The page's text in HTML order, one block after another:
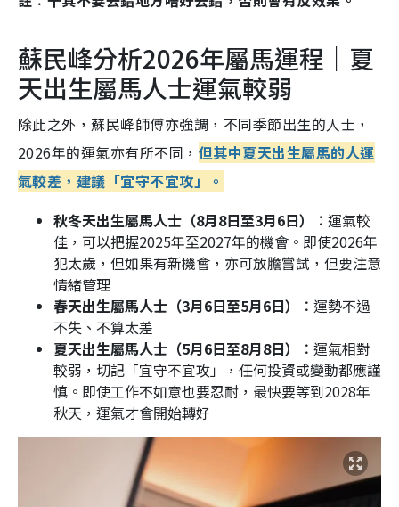
蘇民峰分析2026年屬馬運程｜夏
天出生屬馬人士運氣較弱
除此之外，蘇民峰師傅亦強調，不同季節出生的人士，
2026年的運氣亦有所不同， 但其中夏天出生屬馬的人運
氣較差，建議「宜守不宜攻」。
秋冬天出生屬馬人士（8月8日至3月6日）︰ 運氣較
佳，可以把握2025年至2027年的機會。即使2026年
犯太歲，但如果有新機會，亦可放膽嘗試，但要注意
情緒管理
春天出生屬馬人士（3月6日至5月6日）︰ 運勢不過
不失、不算太差
夏天出生屬馬人士（5月6日至8月8日）︰ 運氣相對
較弱，切記「宜守不宜攻」，任何投資或變動都應謹
慎。即使工作不如意也要忍耐，最快要等到2028年
秋天，運氣才會開始轉好